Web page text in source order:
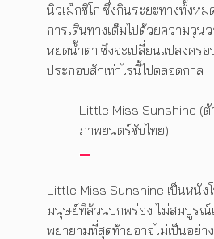
นิวเม็กซิโก ซึ่งกินระยะทางทั้งหม
การเดินทางเต็มไปด้วยความวุ่น
หยดน้ำตา ซึ่งจะเปลี่ยนแปลงคร
ประกอบสักเท่าไรนี้ไปตลอดกาล
Little Miss Sunshine (ตั
ภาพยนตร์ซับไทย)
Little Miss Sunshine เป็นหนัง
มนุษย์ที่ล้วนบกพร่อง ไม่สมบูรณ์
พยายามที่สุดท้ายอาจไม่เป็นอย่า